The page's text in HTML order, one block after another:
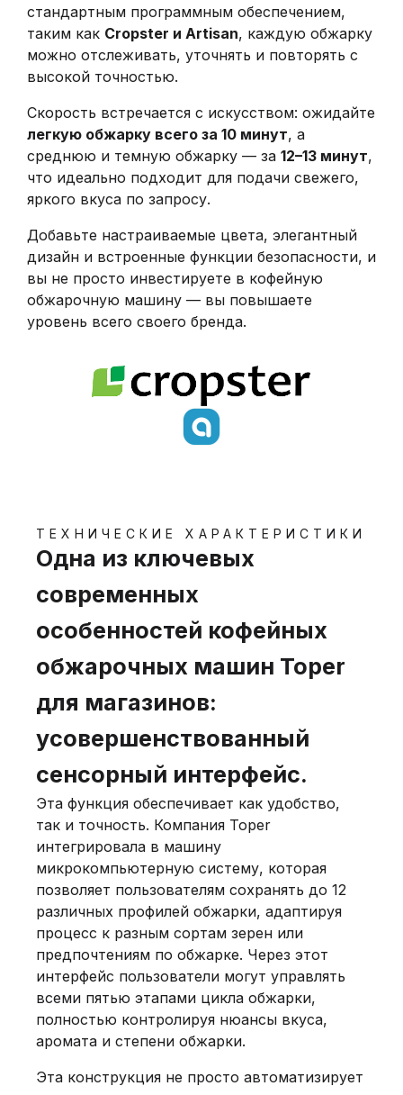
стандартным программным обеспечением,
таким как Cropster и Artisan, каждую обжарку
можно отслеживать, уточнять и повторять с
высокой точностью.
Скорость встречается с искусством: ожидайте
легкую обжарку всего за 10 минут, а
среднюю и темную обжарку — за 12–13 минут,
что идеально подходит для подачи свежего,
яркого вкуса по запросу.
Добавьте настраиваемые цвета, элегантный
дизайн и встроенные функции безопасности, и
вы не просто инвестируете в кофейную
обжарочную машину — вы повышаете
уровень всего своего бренда.
ТЕХНИЧЕСКИЕ ХАРАКТЕРИСТИКИ
Одна из ключевых
современных
особенностей кофейных
обжарочных машин Toper
для магазинов:
усовершенствованный
сенсорный интерфейс.
Эта функция обеспечивает как удобство,
так и точность. Компания Toper
интегрировала в машину
микрокомпьютерную систему, которая
позволяет пользователям сохранять до 12
различных профилей обжарки, адаптируя
процесс к разным сортам зерен или
предпочтениям по обжарке. Через этот
интерфейс пользователи могут управлять
всеми пятью этапами цикла обжарки,
полностью контролируя нюансы вкуса,
аромата и степени обжарки.
Эта конструкция не просто автоматизирует